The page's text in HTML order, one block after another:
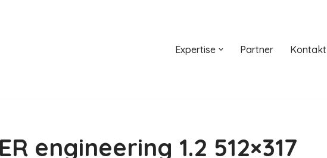
Expertise Partner Kontakt
engineering 1.2 512×317